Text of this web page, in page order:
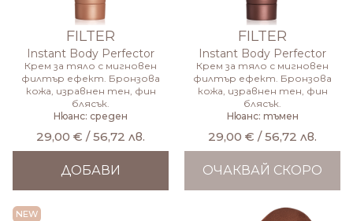
FILTER
Instant Body Perfector
Крем за тяло с мигновен
филтър ефект. Бронзова
кожа, изравнен тен, фин
блясък.
Нюанс: среден
29,00 € / 56,72 лв.
ДОБАВИ
FILTER
Instant Body Perfector
Крем за тяло с мигновен
филтър ефект. Бронзова
кожа, изравнен тен, фин
блясък.
Нюанс: тъмен
29,00 € / 56,72 лв.
ОЧАКВАЙ СКОРО
NEW